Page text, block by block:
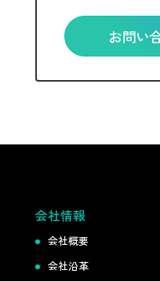
お問い
会社情報
会社概要
会社沿革